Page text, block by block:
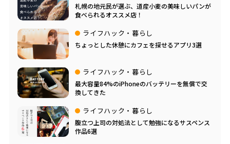
札幌の地元民が選ぶ、道産小麦の美味しいパンが
食べられるオススメ店！
ライフハック・暮らし
ちょっとした休憩にカフェを探せるアプリ3選
ライフハック・暮らし
最大容量84%のiPhoneのバッテリーを無償で交
換してきた
ライフハック・暮らし
腹立つ上司の対処法として勉強になるサスペンス
作品6選